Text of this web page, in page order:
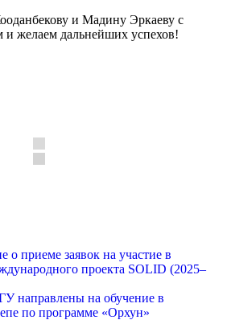
и Мадину Эркаеву с
и желаем дальнейших успехов!
о приеме заявок на участие в
проекта SOLID (2025–
направлены на обучение в
по программе «Орхун»